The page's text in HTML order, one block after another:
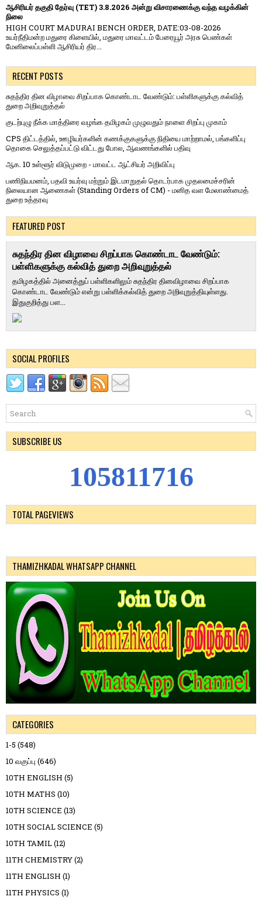
ஆசிரியர் தகுதி தேர்வு (TET) 3.8.2026 அன்று விசாரணைக்கு வந்த வழக்கின்
நிலை
HIGH COURT MADURAI BENCH ORDER, DATE:03-08-2026
உயர்நீதிமன்ற மதுரை கிளையில், மதுரை மாவட்டம் பேரையூர் அரசு பெண்கள்
மேனிலைப்பள்ளி ஆசிரியர் திர...
RECENT POSTS
சுதந்திர தின விழாவை சிறப்பாக கொண்டாட வேண்டும்: பள்ளிகளுக்கு கல்வித்
துறை அறிவுறுத்தல்
குடற்புழு நீக்க மாத்திரை வழங்க தமிழகம் முழுவதும் நாளை சிறப்பு முகாம்
CPS திட்டத்தில், ஊழியர்களின் கணக்குகளுக்கு நிதியை மாற்றாமல், பங்களிப்பு
தொகை செலுத்தப்பட்டு விட்டது போல, ஆவணங்களில் பதிவு
ஆக. 10 உள்ளூர் விடுமுறை - மாவட்ட ஆட்சியர் அறிவிப்பு
பணிநியமனம், பதவி உயர்வு மற்றும் இடமாறுதல் தொடர்பாக முதலமைச்சரின்
நிலையான ஆணைகள் (Standing Orders of CM) - மனித வள மேலாண்மைத்
துறை உத்தரவு
FEATURED POST
சுதந்திர தின விழாவை சிறப்பாக கொண்டாட வேண்டும்:
பள்ளிகளுக்கு கல்வித் துறை அறிவுறுத்தல்
தமிழகத்தில் அனைத்துப் பள்ளிகளிலும் சுதந்திர தினவிழாவை சிறப்பாக
கொண்டாட வேண்டும் என்று பள்ளிக்கல்வித் துறை அறிவுறுத்தியுள்ளது.
இதுகுறித்து பள...
SOCIAL PROFILES
SUBSCRIBE US
105811716
TOTAL PAGEVIEWS
THAMIZHKADAL WHATSAPP CHANNEL
CATEGORIES
1-5 (548)
10 வகுப்பு (646)
10TH ENGLISH (5)
10TH MATHS (10)
10TH SCIENCE (13)
10TH SOCIAL SCIENCE (5)
10TH TAMIL(12)
11TH CHEMISTRY(2)
11TH ENGLISH (1)
11TH PHYSICS (1)